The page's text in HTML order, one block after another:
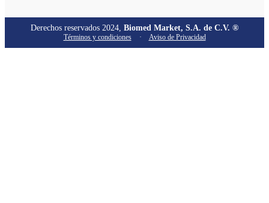
Derechos reservados 2024, Biomed Market, S.A. de C.V. ®
Términos y condiciones · Aviso de Privacidad